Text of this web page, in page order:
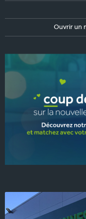
Ouvrir un